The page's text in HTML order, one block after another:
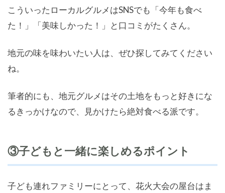
こういったローカルグルメはSNSでも「今年も食べ
た！」「美味しかった！」と口コミがたくさん。
地元の味を味わいたい人は、ぜひ探してみてください
ね。
筆者的にも、地元グルメはその土地をもっと好きにな
るきっかけなので、見かけたら絶対食べる派です。
③子どもと一緒に楽しめるポイント
子ども連れファミリーにとって、花火大会の屋台はま